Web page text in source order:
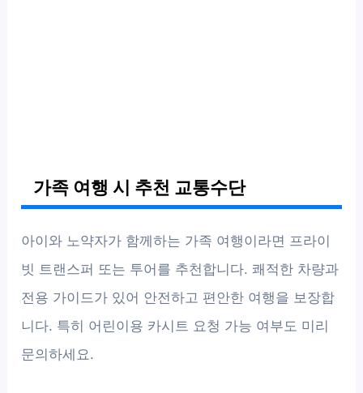
가족 여행 시 추천 교통수단
아이와 노약자가 함께하는 가족 여행이라면 프라이
빗 트랜스퍼 또는 투어를 추천합니다. 쾌적한 차량과
전용 가이드가 있어 안전하고 편안한 여행을 보장합
니다. 특히 어린이용 카시트 요청 가능 여부도 미리
문의하세요.